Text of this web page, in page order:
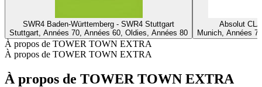
SWR4 Baden-Württemberg - SWR4 Stuttgart
Stuttgart, Années 70, Années 60, Oldies, Années 80
Absolut
Munich, Années
À propos de TOWER TOWN EXTRA
À propos de TOWER TOWN EXTRA
À propos de TOWER TOWN EXTRA